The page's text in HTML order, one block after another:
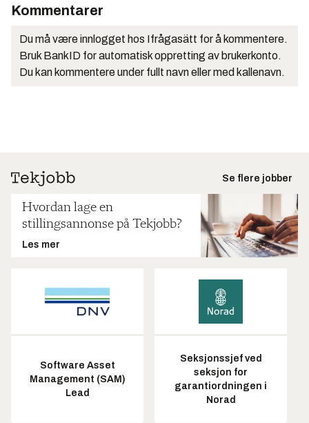
Kommentarer
Du må være innlogget hos Ifrågasätt for å kommentere.
Bruk BankID for automatisk oppretting av brukerkonto.
Du kan kommentere under fullt navn eller med kallenavn.
Se flere jobber
Hvordan lage en
stillingsannonse på Tekjobb?
Les mer
Software Asset
Management (SAM)
Lead
Seksjonssjef ved
seksjon for
garantiordningen i
Norad